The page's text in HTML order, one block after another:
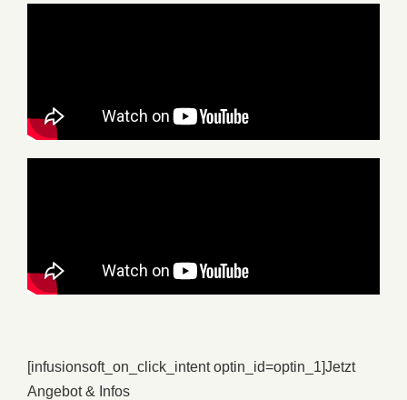
[infusionsoft_on_click_intent optin_id=optin_1]Jetzt
Angebot & Infos